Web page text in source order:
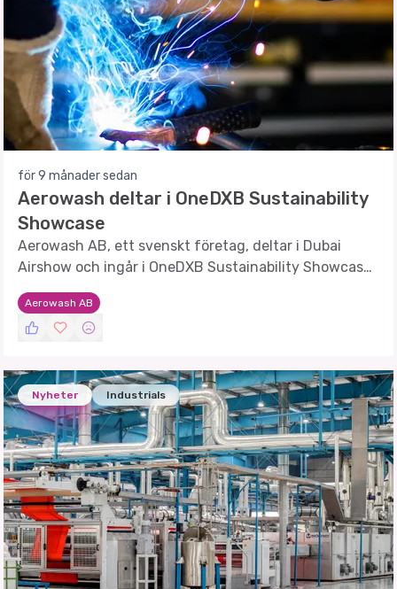
för 9 månader sedan
Aerowash deltar i OneDXB Sustainability
Showcase
Aerowash AB, ett svenskt företag, deltar i Dubai
Airshow och ingår i OneDXB Sustainability Showcase,
vilket markerar ett steg mot en hållbar flygindustri.
Aerowash AB
Nyheter Industrials